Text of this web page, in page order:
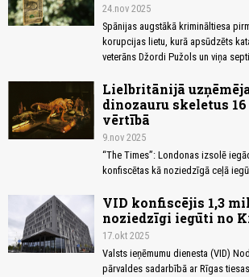
24.nov 2025
Spānijas augstākā krimināltiesa
korupcijas lietu, kurā apsūdzēts
veterāns Džordi Pužols un viņa
Lielbritānijā
dinozauru skeletus
vērtībā
9.nov 2025
“The Times”: Londonas izsolē
konfiscētas kā noziedzīgā ceļā
VID konfiscējis 1,3
noziedzīgi iegūti no
17.okt 2025
Valsts ieņēmumu dienesta (VID)
pārvaldes sadarbībā ar Rīgas